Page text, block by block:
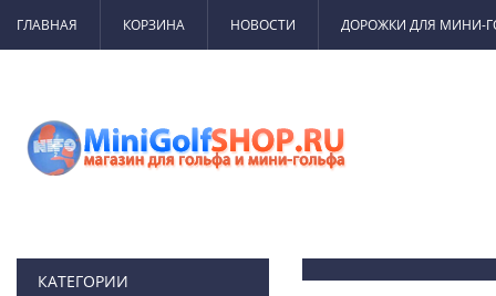
ГЛАВНАЯ КОРЗИНА НОВОСТИ ДОРОЖКИ ДЛЯ МИНИ-
КАТЕГОРИИ